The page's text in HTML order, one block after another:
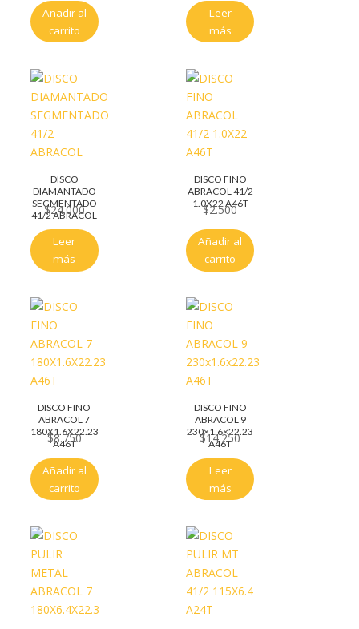
Añadir al
carrito
Leer
más
DISCO
DIAMANTADO
SEGMENTADO
41/2 ABRACOL
$24.000
Leer
más
DISCO FINO
ABRACOL 41/2
1.0X22 A46T
$2.500
Añadir al
carrito
DISCO FINO
ABRACOL 7
180X1.6X22.23
A46T
$8.750
Añadir al
carrito
DISCO FINO
ABRACOL 9
230×1.6×22.23
A46T
$14.250
Leer
más